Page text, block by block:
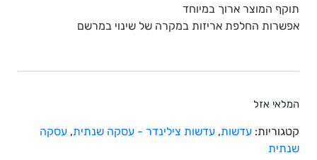
תוקף המוצר ארוך במיוחד
אפשרות החלפת אריזות במקרה של שינוי במרשם
המלאי אזל
קטגוריות: עדשות, עדשות צילינדר - עסקה שנתית, עסקה
שנתית